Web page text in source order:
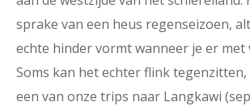
sprake van een heus regenseizoen,
echte hinder vormt wanneer je er met
Soms kan het echter flink tegenzitten,
een van onze trips naar Langkawi